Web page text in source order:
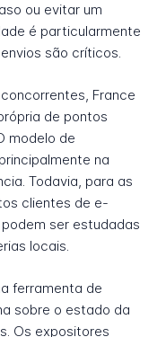
ou evitar um
é particularmente
são críticos.
France
de pontos
modelo de
na
Todavia, para as
clientes de e-
ser estudadas
locais.
ferramenta de
sobre o estado da
Os expositores